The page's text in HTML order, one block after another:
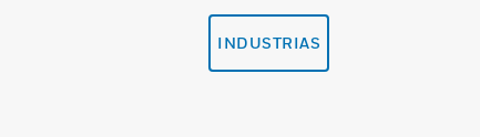
INDUSTRIAS